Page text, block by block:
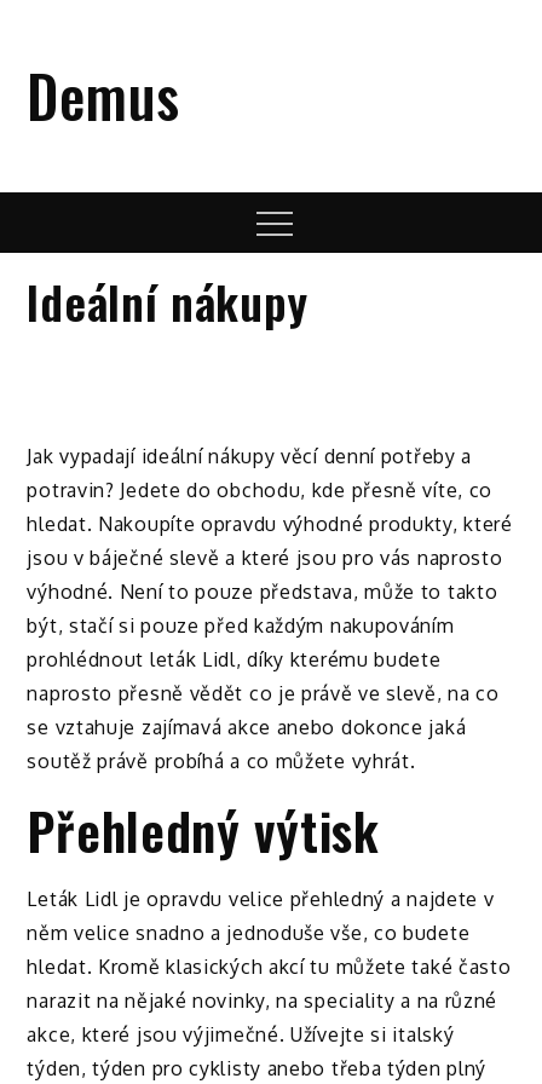
contentDemus
Menu
Ideální nákupy
Jak vypadají ideální nákupy věcí denní potřeby a
potravin? Jedete do obchodu, kde přesně víte, co
hledat. Nakoupíte opravdu výhodné produkty, které
jsou v báječné slevě a které jsou pro vás naprosto
výhodné. Není to pouze představa, může to takto
být, stačí si pouze před každým nakupováním
prohlédnout leták Lidl, díky kterému budete
naprosto přesně vědět co je právě ve slevě, na co
se vztahuje zajímavá akce anebo dokonce jaká
soutěž právě probíhá a co můžete vyhrát.
Přehledný výtisk
Leták Lidl je opravdu velice přehledný a najdete v
něm velice snadno a jednoduše vše, co budete
hledat. Kromě klasických akcí tu můžete také často
narazit na nějaké novinky, na speciality a na různé
akce, které jsou výjimečné. Užívejte si italský
týden, týden pro cyklisty anebo třeba týden plný